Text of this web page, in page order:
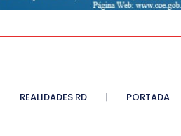
REALIDADES RD PORTADA